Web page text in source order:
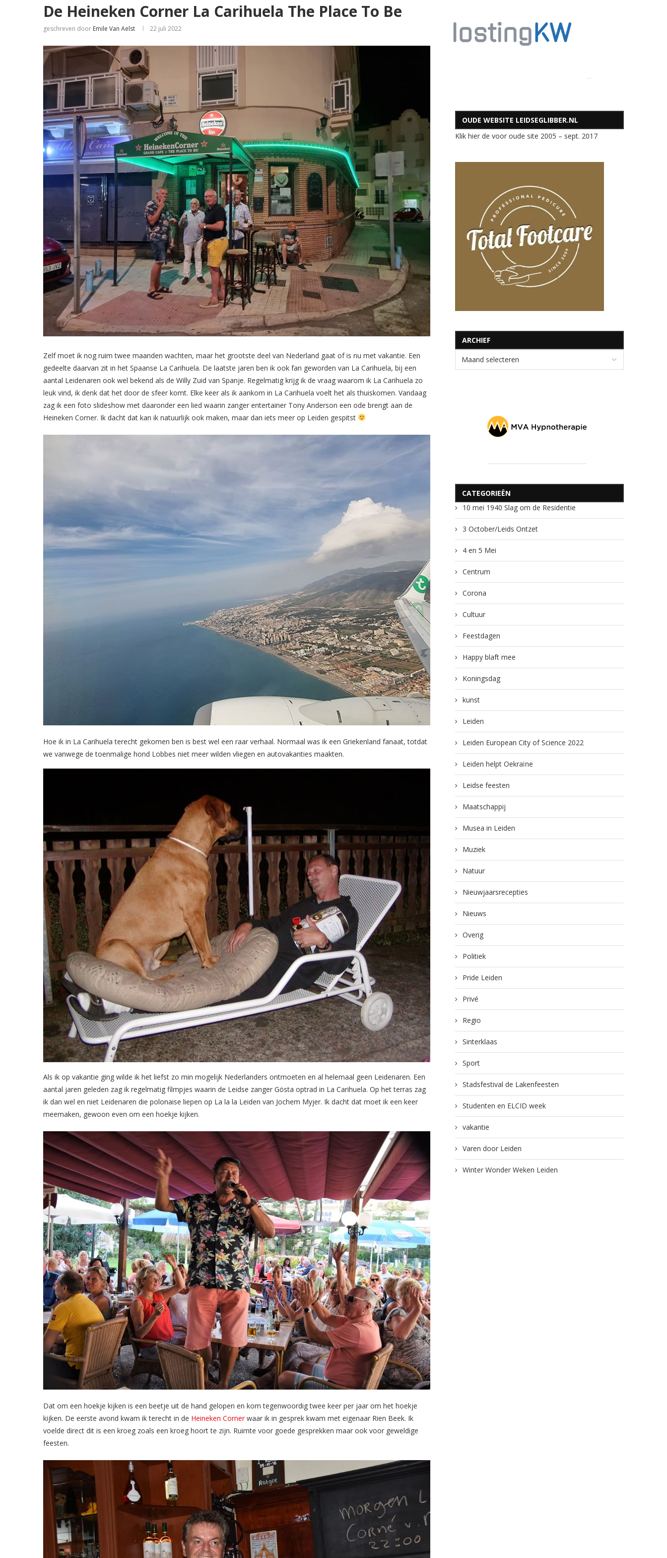
De Heineken Corner La Carihuela The Place To Be
geschreven door Emile Van Aelst 22 juli 2022
Zelf moet ik nog ruim twee maanden wachten, maar het grootste deel van Nederland gaat of is nu met vakantie. Een
gedeelte daarvan zit in het Spaanse La Carihuela. De laatste jaren ben ik ook fan geworden van La Carihuela, bij een
aantal Leidenaren ook wel bekend als de Willy Zuid van Spanje. Regelmatig krijg ik de vraag waarom ik La Carihuela zo
leuk vind, ik denk dat het door de sfeer komt. Elke keer als ik aankom in La Carihuela voelt het als thuiskomen. Vandaag
zag ik een foto slideshow met daaronder een lied waarin zanger entertainer Tony Anderson een ode brengt aan de
Heineken Corner. Ik dacht dat kan ik natuurlijk ook maken, maar dan iets meer op Leiden gespitst
Hoe ik in La Carihuela terecht gekomen ben is best wel een raar verhaal. Normaal was ik een Griekenland fanaat, totdat
we vanwege de toenmalige hond Lobbes niet meer wilden vliegen en autovakanties maakten.
Als ik op vakantie ging wilde ik het liefst zo min mogelijk Nederlanders ontmoeten en al helemaal geen Leidenaren. Een
aantal jaren geleden zag ik regelmatig filmpjes waarin de Leidse zanger Gösta optrad in La Carihuela. Op het terras zag
ik dan wel en niet Leidenaren die polonaise liepen op La la la Leiden van Jochem Myjer. Ik dacht dat moet ik een keer
meemaken, gewoon even om een hoekje kijken.
Dat om een hoekje kijken is een beetje uit de hand gelopen en kom tegenwoordig twee keer per jaar om het hoekje
kijken. De eerste avond kwam ik terecht in de Heineken Cornerwaar ik in gesprek kwam met eigenaar Rien Beek. Ik
voelde direct dit is een kroeg zoals een kroeg hoort te zijn. Ruimte voor goede gesprekken maar ook voor geweldige
feesten.
OUDE WEBSITE LEIDSEGLIBBER.NL
Klik hier de voor oude site 2005 – sept. 2017
ARCHIEF
CATEGORIEËN
10 mei 1940 Slag om de Residentie
3 October/Leids Ontzet
4 en 5 Mei
Centrum
Corona
Cultuur
Feestdagen
Happy blaft mee
Koningsdag
kunst
Leiden
Leiden European City of Science 2022
Leiden helpt Oekraïne
Leidse feesten
Maatschappij
Musea in Leiden
Muziek
Natuur
Nieuwjaarsrecepties
Nieuws
Overig
Politiek
Pride Leiden
Privé
Regio
Sinterklaas
Sport
Stadsfestival de Lakenfeesten
Studenten en ELCID week
vakantie
Varen door Leiden
Winter Wonder Weken Leiden